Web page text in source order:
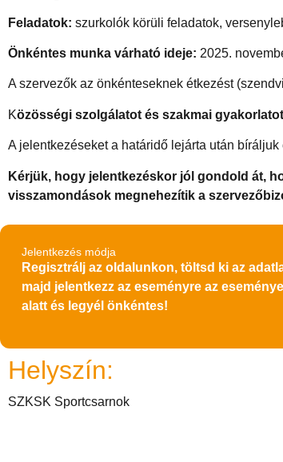
Feladatok: szurkolók körüli feladatok,
Önkéntes munka várható ideje: 2025.
A szervezők az önkénteseknek étkezést
Közösségi szolgálatot és szakmai
A jelentkezéseket a határidő lejárta után bíráljuk
Kérjük, hogy jelentkezéskor jól gondold át,
visszamondások megnehezítik a
Jelentkezés módja
Regisztrálj az oldalunkon, töltsd ki az
majd jelentkezz az eseményre az
alatt és legyél önkéntes!
Helyszín:
SZKSK Sportcsarnok